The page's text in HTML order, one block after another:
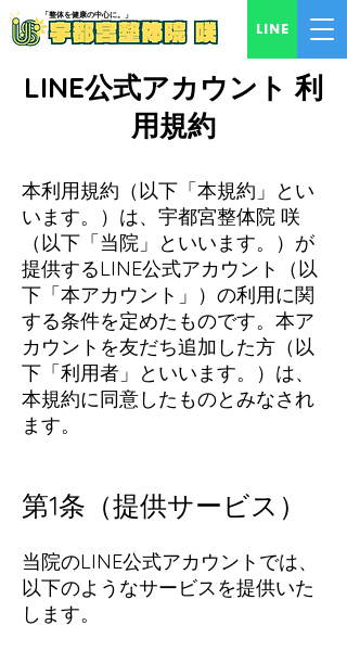
LINE
「​整体を健康の中心に。」
LINE公式アカウント 利
用規約
本利用規約（以下「本規約」とい
います。）は、宇都宮整体院 咲
（以下「当院」といいます。）が
提供するLINE公式アカウント（以
下「本アカウント」）の利用に関
する条件を定めたものです。本ア
カウントを友だち追加した方（以
下「利用者」といいます。）は、
本規約に同意したものとみなされ
ます。
第1条（提供サービス）
当院のLINE公式アカウントでは、
以下のようなサービスを提供いた
します。